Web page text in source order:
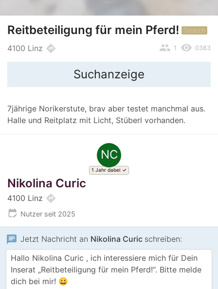
Reitbeteiligung für mein Pferd! Gesuch
4100 Linz directions remove_red_eye 0383
people 1
Suchanzeige
7jährige Norikerstute, brav aber testet manchmal aus.
Halle und Reitplatz mit Licht, Stüberl vorhanden.
NC
1 Jahr dabei
Nikolina Curic
4100 Linz directions
edit_calendar Nutzer seit 2025
chat Jetzt Nachricht an Nikolina Curic schreiben: